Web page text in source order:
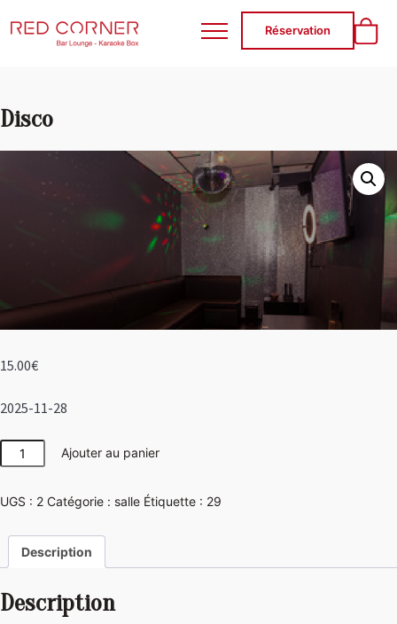
RED CORNER
Réservation
Disco
15.00€
2025-11-28
quantité
de
Ajouter au panier
UGS : 2 Catégorie : salle Étiquette : 29
Description
Description